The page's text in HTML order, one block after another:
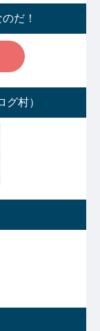
だ！
村）